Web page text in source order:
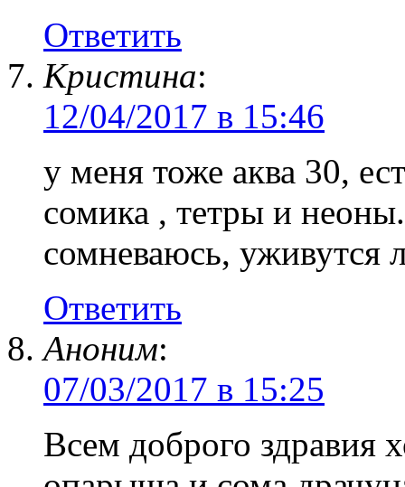
Ответить
Кристина:
12/04/2017 в 15:46
у меня тоже аква 30,
сомика , тетры и неоны.
сомневаюсь, уживутся
Ответить
Аноним:
07/03/2017 в 15:25
Всем доброго здравия